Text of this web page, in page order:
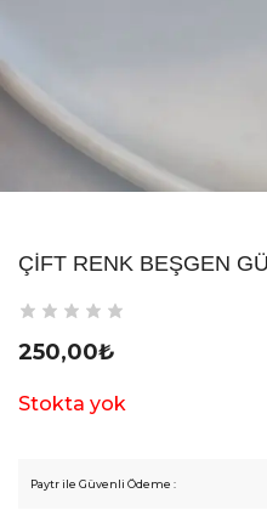
ÇIFT RENK BEŞGEN
250,00₺
Stokta yok
Paytr ile Güvenli Ödeme :